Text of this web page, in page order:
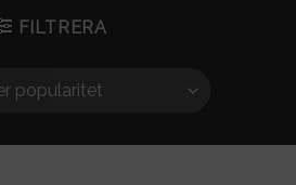
FILTRERA